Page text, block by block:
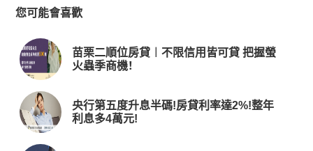
您可能會喜歡
苗栗二順位房貸︱不限信用皆可貸 把握螢
火蟲季商機！
央行第五度升息半碼!房貸利率達2%!整年
利息多4萬元!